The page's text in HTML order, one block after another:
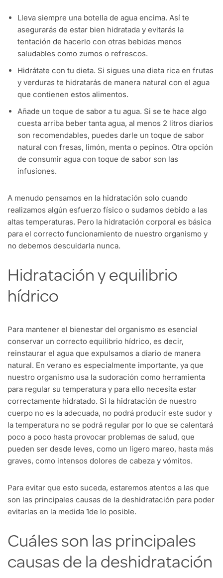
Lleva siempre una botella de agua encima. Así te
asegurarás de estar bien hidratada y evitarás la
tentación de hacerlo con otras bebidas menos
saludables como zumos o refrescos.
Hidrátate con tu dieta. Si sigues una dieta rica en frutas
y verduras te hidratarás de manera natural con el agua
que contienen estos alimentos.
Añade un toque de sabor a tu agua. Si se te hace algo
cuesta arriba beber tanta agua, al menos 2 litros diarios
son recomendables, puedes darle un toque de sabor
natural con fresas, limón, menta o pepinos. Otra opción
de consumir agua con toque de sabor son las
infusiones.
A menudo pensamos en la hidratación solo cuando
realizamos algún esfuerzo físico o sudamos debido a las
altas temperaturas. Pero la hidratación corporal es básica
para el correcto funcionamiento de nuestro organismo y
no debemos descuidarla nunca.
Hidratación y equilibrio
hídrico
Para mantener el bienestar del organismo es esencial
conservar un correcto equilibrio hídrico, es decir,
reinstaurar el agua que expulsamos a diario de manera
natural. En verano es especialmente importante, ya que
nuestro organismo usa la sudoración como herramienta
para regular su temperatura y para ello necesita estar
correctamente hidratado. Si la hidratación de nuestro
cuerpo no es la adecuada, no podrá producir este sudor y
la temperatura no se podrá regular por lo que se calentará
poco a poco hasta provocar problemas de salud, que
pueden ser desde leves, como un ligero mareo, hasta más
graves, como intensos dolores de cabeza y vómitos.
Para evitar que esto suceda, estaremos atentos a las que
son las principales causas de la deshidratación para poder
evitarlas en la medida 1de lo posible.
Cuáles son las principales
causas de la deshidratación